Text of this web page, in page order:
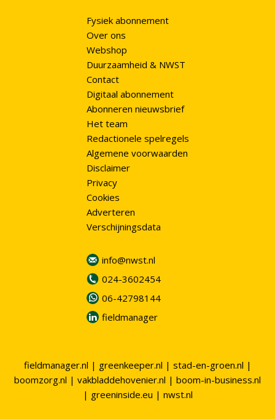
Fysiek abonnement
Over ons
Webshop
Duurzaamheid & NWST
Contact
Digitaal abonnement
Abonneren nieuwsbrief
Het team
Redactionele spelregels
Algemene voorwaarden
Disclaimer
Privacy
Cookies
Adverteren
Verschijningsdata
info@nwst.nl
024-3602454
06-42798144
fieldmanager
fieldmanager.nl | greenkeeper.nl | stad-en-groen.nl |
boomzorg.nl | vakbladdehovenier.nl | boom-in-business.nl
| greeninside.eu | nwst.nl